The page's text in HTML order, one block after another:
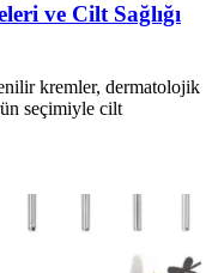
ve Cilt Sağlığı
kremler, dermatolojik
seçimiyle cilt